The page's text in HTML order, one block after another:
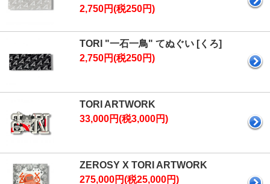
2,750円(税250円)
TORI "一石一鳥" てぬぐい [くろ]
2,750円(税250円)
TORI ARTWORK
33,000円(税3,000円)
ZEROSY X TORI ARTWORK
275,000円(税25,000円)